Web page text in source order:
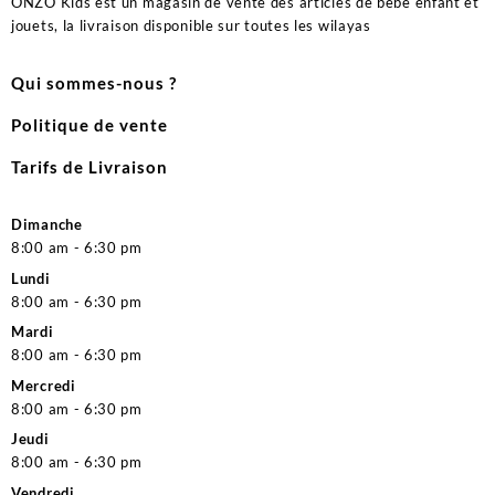
jouets, la livraison disponible sur toutes les wilayas
Qui sommes-nous ?
Politique de vente
Tarifs de Livraison
Dimanche
8:00 am - 6:30 pm
Lundi
8:00 am - 6:30 pm
Mardi
8:00 am - 6:30 pm
Mercredi
8:00 am - 6:30 pm
Jeudi
8:00 am - 6:30 pm